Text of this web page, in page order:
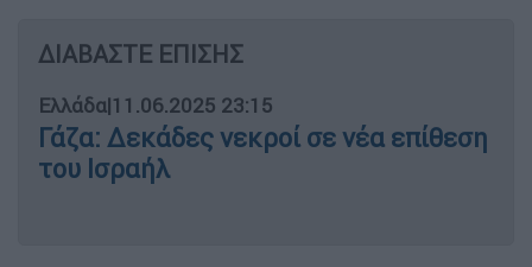
ΔΙΑΒΑΣΤΕ ΕΠΙΣΗΣ
Ελλάδα|11.06.2025 23:15
Γάζα: Δεκάδες νεκροί σε νέα επίθεση
του Ισραήλ